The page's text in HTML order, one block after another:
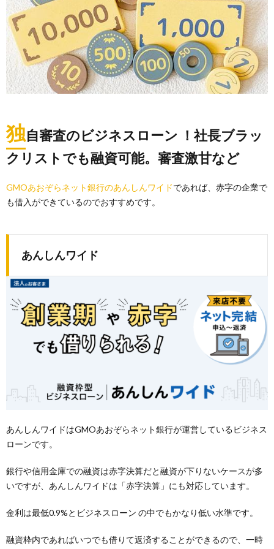
独自審査のビジネスローン ！社長ブラッ
クリストでも融資可能。審査激甘など
GMOあおぞらネット銀行のあんしんワイドであれば、赤字の企業で
も借入ができているのでおすすめです。
あんしんワイド
あんしんワイドはGMOあおぞらネット銀行が運営しているビジネス
ローンです。
銀行や信用金庫での融資は赤字決算だと融資が下りないケースが多
いですが、あんしんワイドは「赤字決算」にも対応しています。
金利は最低0.9%とビジネスローン の中でもかなり低い水準です。
融資枠内であればいつでも借りて返済することができるので、一時